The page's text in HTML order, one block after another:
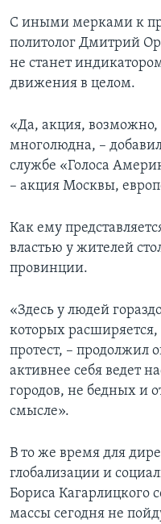
С иными мерками к
политолог Дмитрий
не станет
движения в целом.
«Да, акция, возможно,
многолюдна, –
службе «Голоса
– акция Москвы,
Как ему
властью у жителей
провинции.
«Здесь у людей
которых
протест, – продолжил
активнее себя ведет
городов, не бедных и
смысле».
В то же время для
глобализации и
Бориса Кагарлицкого
массы сегодня не